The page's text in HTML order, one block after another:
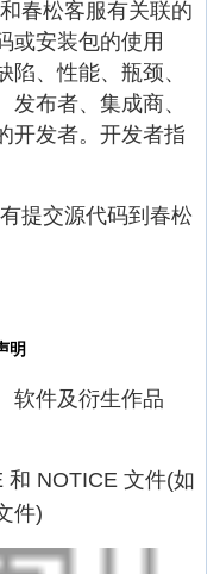
春松客服有关联的
或安装包的使用
、性能、瓶颈、
布者、集成商、
开发者。开发者指
提交源代码到春松
明
件及衍生作品
和 NOTICE 文件(如
件)